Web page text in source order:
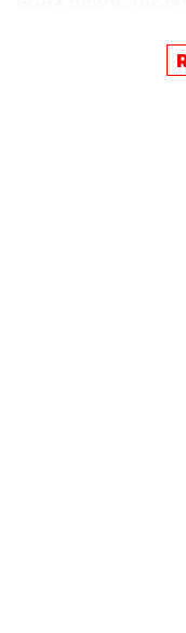
ก็ยอมรับว่าบริษัทยังค
หลายๆ บริษัท และเพื่